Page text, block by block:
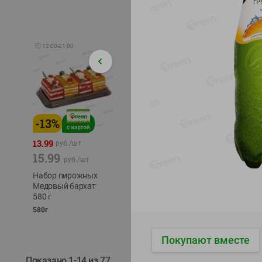
🕘 12:00-21:00
-13%
13.99 руб./шт
15.99 руб./шт
Набор пирожных
Медовый бархат
580 г
580г
- 24 %
4.99
ТОФУ
Покупают вместе